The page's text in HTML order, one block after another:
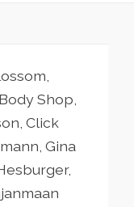
Shop,
Click
Gina